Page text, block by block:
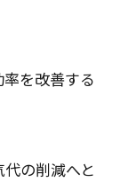
を改善する
の削減へと